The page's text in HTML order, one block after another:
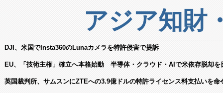
アジア知財
DJI、米国でInsta360のLunaカメラを特許侵害で提訴
EU、「技術主権」確立へ本格始動 半導体・クラウド・AIで米依存脱却を
英国裁判所、サムスンにZTEへの3.9億ドルの特許ライセンス料支払いを命